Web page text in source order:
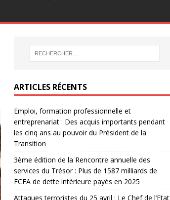
ARTICLES RÉCENTS
Emploi, formation professionnelle et
entreprenariat : Des acquis importants pendant
les cinq ans au pouvoir du Président de la
Transition
3ème édition de la Rencontre annuelle des
services du Trésor : Plus de 1587 milliards de
FCFA de dette intérieure payés en 2025
Attaques terroristes du 25 avril : Le Chef de l’Etat